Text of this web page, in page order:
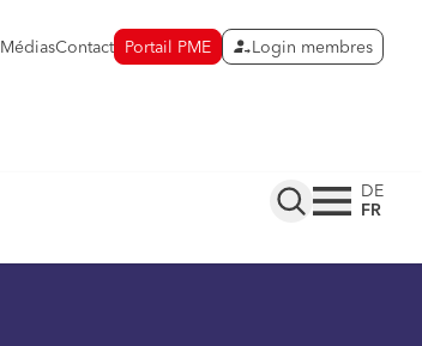
MédiasContact Portail PME Login membres
DE
FR